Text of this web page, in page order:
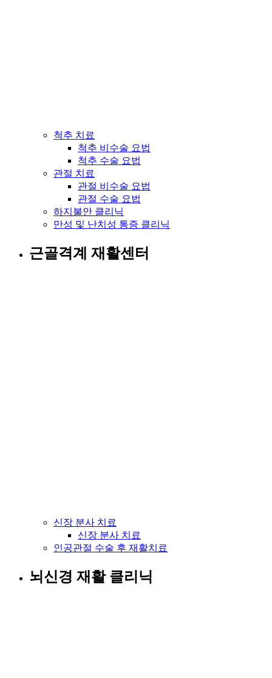
척추 치료
척추 비수술 요법
척추 수술 요법
관절 치료
관절 비수술 요법
관절 수술 요법
하지불안 클리닉
만성 및 난치성 통증 클리닉
근골격계 재활센터
신장 분사 치료
신장 분사 치료
인공관절 수술 후 재활치료
뇌신경 재활 클리닉